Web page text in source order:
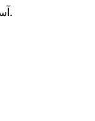
آسف ليس لدينا هذا المورد.